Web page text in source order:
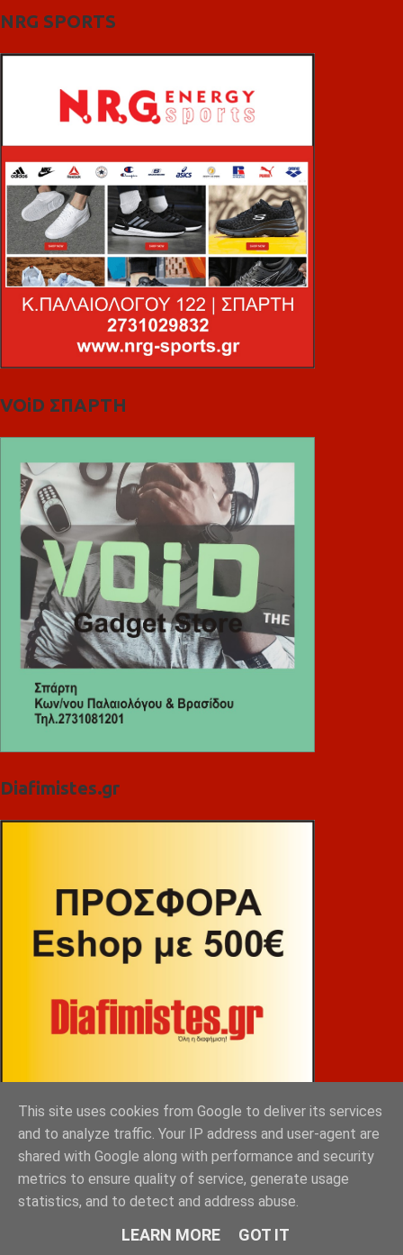
NRG SPORTS
VOiD ΣΠΑΡΤΗ
Diafimistes.gr
ΒΕΚΡΑΚΟΣ
This site uses cookies from Google to deliver its services
and to analyze traffic. Your IP address and user-agent are
shared with Google along with performance and security
metrics to ensure quality of service, generate usage
statistics, and to detect and address abuse.
LEARN MORE GOT IT